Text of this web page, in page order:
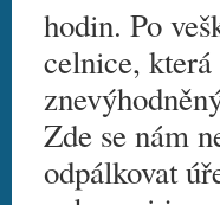
hodin. Po
celnice,
Zde se nám
odpálkovat